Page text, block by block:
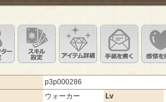
ス画像変更
キャラクター設定
スキル設定 アイテム詳細手紙を
p3p000286
ウォーカー Lv